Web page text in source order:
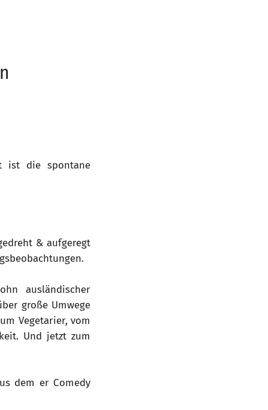
ist die spontane
& aufgeregt
ausländischer
große Umwege
Vegetarier, vom
Und jetzt zum
dem er Comedy